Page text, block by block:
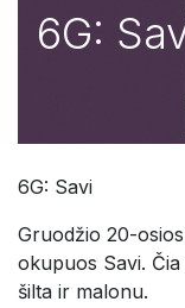
6G:
6G: Savi
Gruodžio 20-
okupuos Savi.
šilta ir malonu.